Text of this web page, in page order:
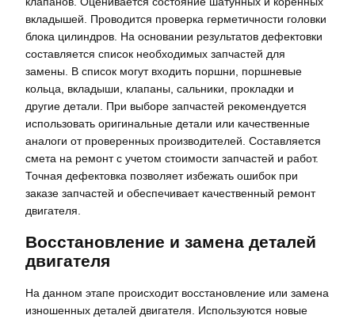
вкладышей. Проводится проверка герметичности головки
блока цилиндров. На основании результатов дефектовки
составляется список необходимых запчастей для
замены. В список могут входить поршни, поршневые
кольца, вкладыши, клапаны, сальники, прокладки и
другие детали. При выборе запчастей рекомендуется
использовать оригинальные детали или качественные
аналоги от проверенных производителей. Составляется
смета на ремонт с учетом стоимости запчастей и работ.
Точная дефектовка позволяет избежать ошибок при
заказе запчастей и обеспечивает качественный ремонт
двигателя.
Восстановление и замена деталей
двигателя
На данном этапе происходит восстановление или замена
изношенных деталей двигателя. Используются новые